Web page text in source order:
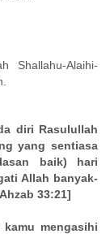
Shallahu-Alaihi-
diri Rasulullah
yang sentiasa
baik) hari
Allah banyak-
33:21]
mengasihi